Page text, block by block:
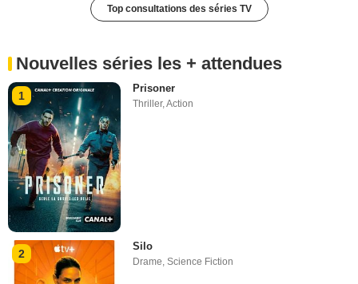
Top consultations des séries TV
Nouvelles séries les + attendues
1
Prisoner
Thriller,Action
2
Silo
Drame,Science Fiction